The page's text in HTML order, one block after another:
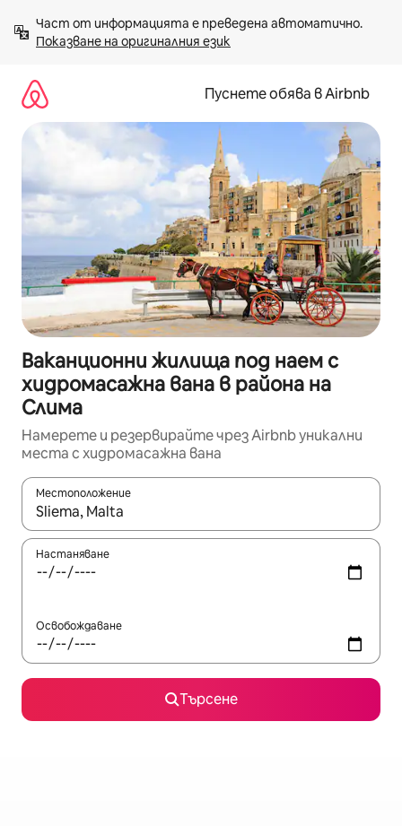
към
съдържанието
Показване на оригиналния език
Пуснете обява в Airbnb
Ваканционни жилища под наем с
хидромасажна вана в района на
Слима
Намерете и резервирайте чрез Airbnb уникални
места с хидромасажна вана
Местоположение
Когато резултатите се покажат, използвайте
Настаняване
Освобождаване
Търсене